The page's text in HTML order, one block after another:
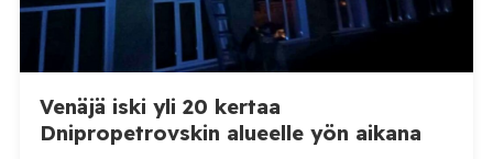
Venäjä iski yli 20 kertaa
Dnipropetrovskin alueelle yön aikana